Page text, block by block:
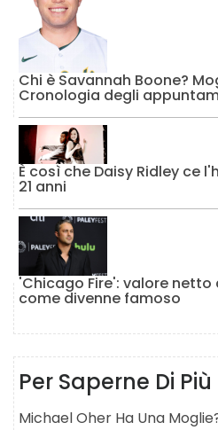
Chi è Savannah Boone?
Cronologia degli
È così che Daisy Ridley ce
21 anni
'Chicago Fire': valore netto
come divenne famoso
Per Saperne Di Più
Michael Oher Ha Una